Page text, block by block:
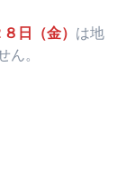
日（金） は地
。